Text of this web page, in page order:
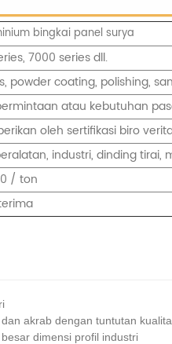
bingkai panel surya
7000 series dll.
powder coating, polishing,
atau kebutuhan
oleh sertifikasi biro
industri, dinding
/ ton
akrab dengan tuntutan
dimensi profil industri